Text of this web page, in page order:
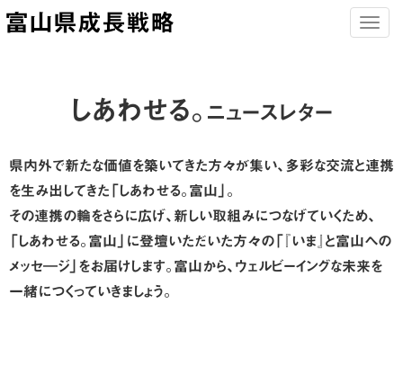
富山県成長戦略
しあわせる。 ニュースレター
県内外で新たな価値を築いてきた方々が集い、多彩な交流と連携
を生み出してきた「しあわせる。富山」。
その連携の輪をさらに広げ、新しい取組みにつなげていくため、
「しあわせる。富山」に登壇いただいた方々の「『いま』と富山への
メッセ―ジ」をお届けします。富山から、ウェルビーイングな未来を
一緒につくっていきましょう。